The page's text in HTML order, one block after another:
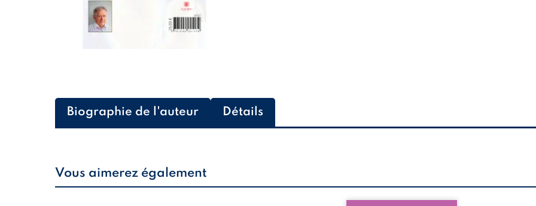
Biographie de l'auteur Détails
Vous aimerez également